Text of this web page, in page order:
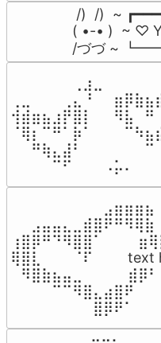
/)  /)  ~
( •-• )  ~ ♡
/づづ ~
⠀⠀⣠⣤⣤⣄⣀⣾⣿⠟⠛⠻⢿⣷⠀
⢰⣿⡿⠛⠙⠻⣿⣿⠁⠀⠀
⢿⣿⣇⠀⠀⠀⠈⠏⠀⠀⠀ text
⠀⠻⣿⣷⣦⣤⣀⠀⠀⠀ ⠀⣾⡿⠃⠀
⠀⠀⠀⠀⠉⠉⠻⣿⣄⣴⣿⠟⠀⠀⠀
⠀⠀⠀⠀⠀⠀⠀⠀⣿⡿⠟⠁⠀⠀⠀